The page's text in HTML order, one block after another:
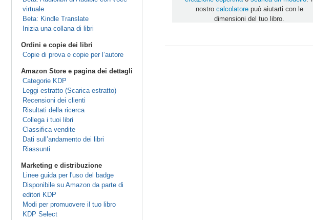
virtuale
Beta: Kindle Translate
Inizia una collana di libri
Ordini e copie dei libri
Copie di prova e copie per l’autore
Amazon Store e pagina dei dettagli
Categorie KDP
Leggi estratto (Scarica estratto)
Recensioni dei clienti
Risultati della ricerca
Collega i tuoi libri
Classifica vendite
Dati sull’andamento dei libri
Riassunti
Marketing e distribuzione
Linee guida per l'uso del badge
Disponibile su Amazon da parte di
editori KDP
Modi per promuovere il tuo libro
KDP Select
nostro calcolatorepuò aiutarti con le
dimensioni del tuo libro.